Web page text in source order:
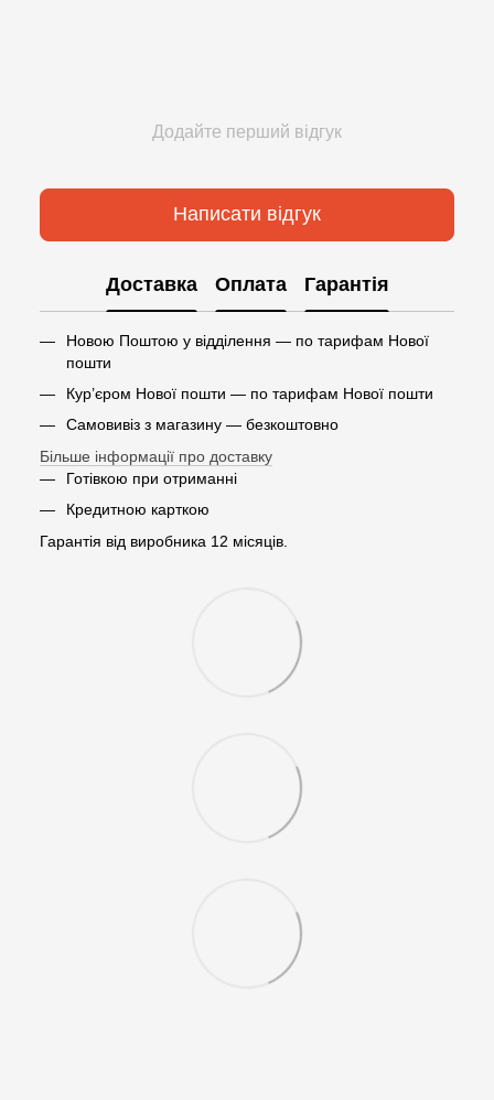
Додайте перший відгук
Написати відгук
Доставка Оплата Гарантія
Новою Поштою у відділення — по тарифам Нової
пошти
Кур’єром Нової пошти — по тарифам Нової пошти
Самовивіз з магазину — безкоштовно
Більше інформації про доставку
Готівкою при отриманні
Кредитною карткою
Гарантія від виробника 12 місяців.